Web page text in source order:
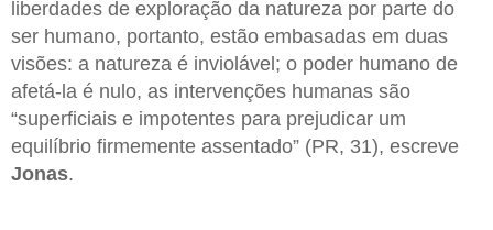
liberdades de exploração da natureza por parte do
ser humano, portanto, estão embasadas em duas
visões: a natureza é inviolável; o poder humano de
afetá-la é nulo, as intervenções humanas são
“superficiais e impotentes para prejudicar um
equilíbrio firmemente assentado” (PR, 31), escreve
Jonas.